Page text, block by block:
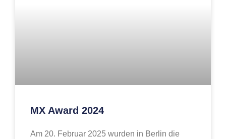
MX Award 2024
Am 20. Februar 2025 wurden in Berlin die